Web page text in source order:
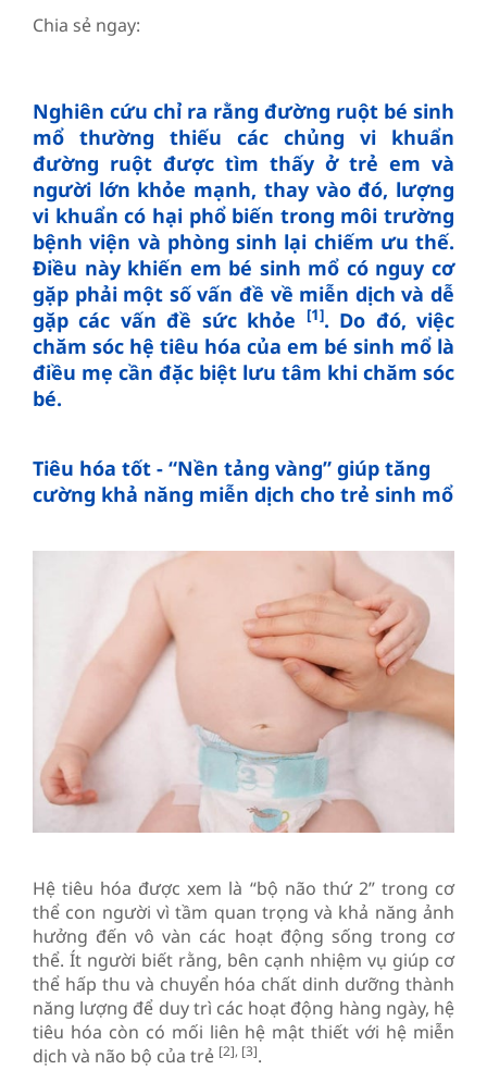
Chia sẻ ngay:
Nghiên cứu chỉ ra rằng đường ruột bé sinh
mổ thường thiếu các chủng vi khuẩn
đường ruột được tìm thấy ở trẻ em và
người lớn khỏe mạnh, thay vào đó, lượng
vi khuẩn có hại phổ biến trong môi trường
bệnh viện và phòng sinh lại chiếm ưu thế.
Điều này khiến em bé sinh mổ có nguy cơ
gặp phải một số vấn đề về miễn dịch và dễ
gặp các vấn đề sức khỏe
[1]. Do đó, việc
chăm sóc hệ tiêu hóa của em bé sinh mổ là
điều mẹ cần đặc biệt lưu tâm khi chăm sóc
bé.
Tiêu hóa tốt - “Nền tảng vàng” giúp tăng
cường khả năng miễn dịch cho trẻ sinh mổ
Hệ tiêu hóa được xem là “bộ não thứ 2” trong cơ
thể con người vì tầm quan trọng và khả năng ảnh
hưởng đến vô vàn các hoạt động sống trong cơ
thể. Ít người biết rằng, bên cạnh nhiệm vụ giúp cơ
thể hấp thu và chuyển hóa chất dinh dưỡng thành
năng lượng để duy trì các hoạt động hàng ngày, hệ
tiêu hóa còn có mối liên hệ mật thiết với hệ miễn
dịch và não bộ của trẻ [2], [3].